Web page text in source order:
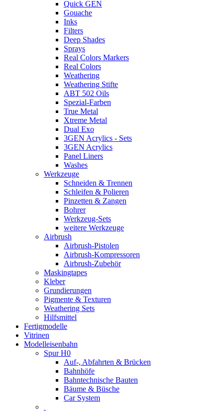
Quick GEN
Gouache
Inks
Filters
Deep Shades
Sprays
Real Colors Markers
Real Colors
Weathering
Weathering Stifte
ABT 502 Oils
Spezial-Farben
True Metal
Xtreme Metal
Dual Exo
3GEN Acrylics - Sets
3GEN Acrylics
Panel Liners
Washes
Werkzeuge
Schneiden & Trennen
Schleifen & Polieren
Pinzetten & Zangen
Bohrer
Werkzeug-Sets
weitere Werkzeuge
Airbrush
Airbrush-Pistolen
Airbrush-Kompressoren
Airbrush-Zubehör
Maskingtapes
Kleber
Grundierungen
Pigmente & Texturen
Weathering Sets
Hilfsmittel
Fertigmodelle
Vitrinen
Modelleisenbahn
Spur H0
Auf-, Abfahrten & Brücken
Bahnhöfe
Bahntechnische Bauten
Bäume & Büsche
Car System